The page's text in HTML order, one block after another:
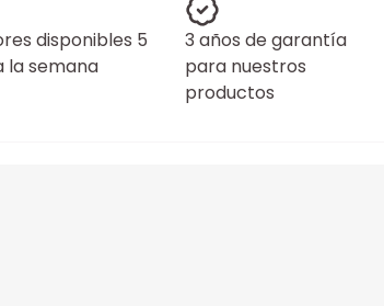
disponibles 5
la semana
3 años de garantía
para nuestros
productos